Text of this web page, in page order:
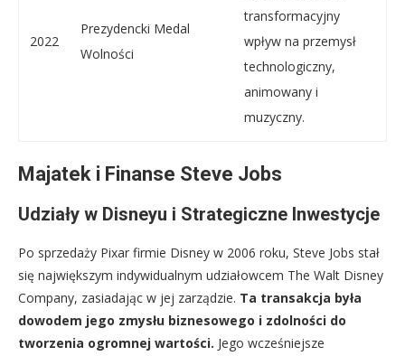
2022
Prezydencki Medal
Wolności
transformacyjny
wpływ na przemysł
technologiczny,
animowany i
muzyczny.
Majatek i Finanse Steve Jobs
Udziały w Disneyu i Strategiczne Inwestycje
Po sprzedaży Pixar firmie Disney w 2006 roku, Steve Jobs stał
się największym indywidualnym udziałowcem The Walt Disney
Company, zasiadając w jej zarządzie. Ta transakcja była
dowodem jego zmysłu biznesowego i zdolności do
tworzenia ogromnej wartości. Jego wcześniejsze